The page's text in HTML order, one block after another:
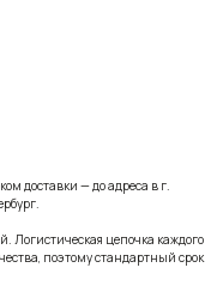
доставки — до адреса в г.
Логистическая цепочка каждого
поэтому стандартный срок